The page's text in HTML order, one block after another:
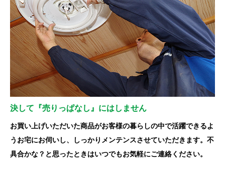
決して『売りっぱなし』にはしません
お買い上げいただいた商品がお客様の暮らしの中で活躍できるよ
うお宅にお伺いし、しっかりメンテンスさせていただきます。不
具合かな？と思ったときはいつでもお気軽にご連絡ください。